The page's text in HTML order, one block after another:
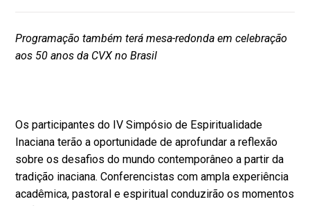
Programação também terá mesa-redonda em celebração
aos 50 anos da CVX no Brasil
Os participantes do IV Simpósio de Espiritualidade
Inaciana terão a oportunidade de aprofundar a reflexão
sobre os desafios do mundo contemporâneo a partir da
tradição inaciana. Conferencistas com ampla experiência
acadêmica, pastoral e espiritual conduzirão os momentos